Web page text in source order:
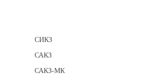
СИКЗ
САКЗ
САКЗ-МК